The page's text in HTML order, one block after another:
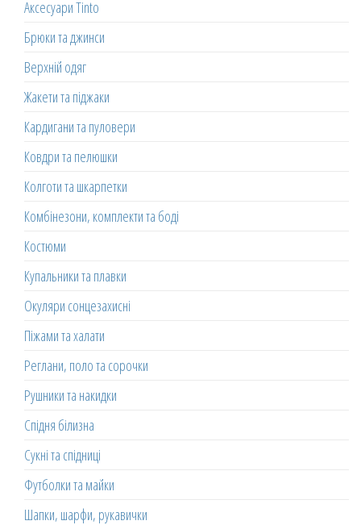
Аксесуари Tinto
Брюки та джинси
Верхній одяг
Жакети та піджаки
Кардигани та пуловери
Ковдри та пелюшки
Колготи та шкарпетки
Комбінезони, комплекти та боді
Костюми
Купальники та плавки
Окуляри сонцезахисні
Піжами та халати
Реглани, поло та сорочки
Рушники та накидки
Спідня білизна
Сукні та спідниці
Футболки та майки
Шапки, шарфи, рукавички